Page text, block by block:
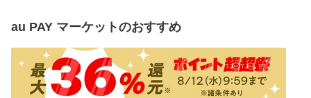
au PAY マーケットのおすすめ